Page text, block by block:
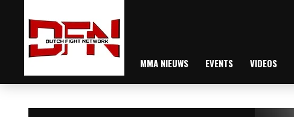
MMA NIEUWS EVENTS VIDEOS